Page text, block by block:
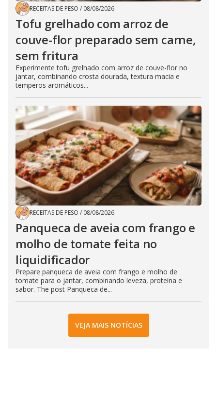
RECEITAS DE PESO / 08/08/2026
Tofu grelhado com arroz de
couve-flor preparado sem carne,
sem fritura
Experimente tofu grelhado com arroz de couve-flor no
jantar, combinando crosta dourada, textura macia e
temperos aromáticos...
RECEITAS DE PESO / 08/08/2026
Panqueca de aveia com frango e
molho de tomate feita no
liquidificador
Prepare panqueca de aveia com frango e molho de
tomate para o jantar, combinando leveza, proteína e
sabor. The post Panqueca de...
VEJA MAIS NOTÍCIAS